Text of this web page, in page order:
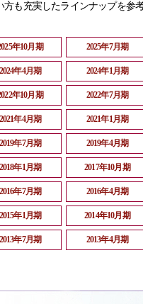
も充実したラインナップを参
年10月期 2025年7月期
2024年4月期 2024年1月期
年10月期 2022年7月期
2021年4月期 2021年1月期
2019年7月期 2019年4月期
2018年1月期 2017年10月期
2016年7月期 2016年4月期
2015年1月期 2014年10月期
2013年7月期 2013年4月期